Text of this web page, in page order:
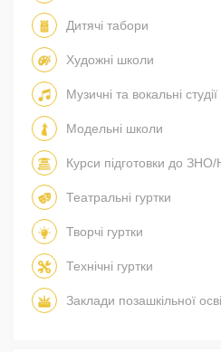
Дитячі табори
Художні школи
Музичні та вокальні студії
Модельні школи
Курси підготовки до
Театральні гуртки
Творчі гуртки
Технічні гуртки
Заклади позашкільної